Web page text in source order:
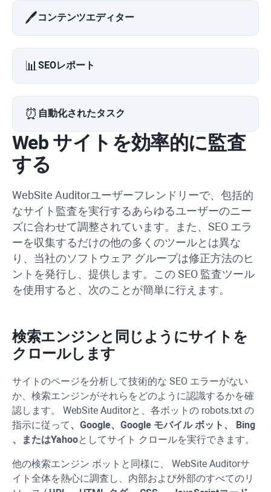
🖊️コンテンツエディター
📊 SEOレポート
⏰ 自動化されたタスク
Web サイトを効率的に監査
する
WebSite Auditorユーザーフレンドリーで、包括的
なサイト監査を実行するあらゆるユーザーのニー
ズに合わせて調整されています。
また、SEO エラ
ーを収集するだけの他の多くのツールとは異な
り、当社のソフトウェア グループは修正方法のヒ
ントを発行し、提供します。 この SEO 監査ツール
を使用すると、次のことが簡単に行えます。
検索エンジンと同じようにサイトを
クロールします
サイトのページを分析して技術的な SEO エラーがない
か、検索エンジンがそれらをどのように認識するかを確
認します。 WebSite Auditorと、各ボットの robots.txt の
指示に従って、Google、Google モバイル ボット、 Bing
、またはYahooとしてサイト クロールを実行できます。
他の検索エンジン ボットと同様に、 WebSite Auditorサ
イト全体を熱心に調査し、内部および外部のすべてのリ